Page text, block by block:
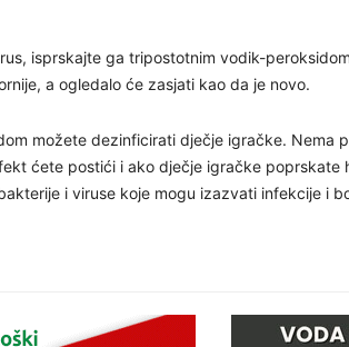
isprskajte ga tripostotnim vodik-
a ogledalo će zasjati kao da je novo.
možete dezinficirati dječje igračke. Nema
ćete postići i ako dječje igračke poprskate
i viruse koje mogu izazvati infekcije i